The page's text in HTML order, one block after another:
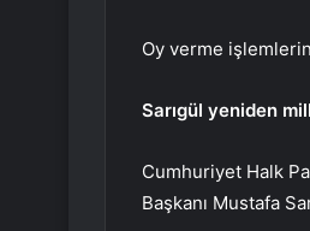
Oy verme
Sarıgül yeniden
Cumhuriyet Halk
Başkanı Mustafa